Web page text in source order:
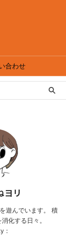
合わせ
ヨリ
遊んでいます。 積
化する日々。
：